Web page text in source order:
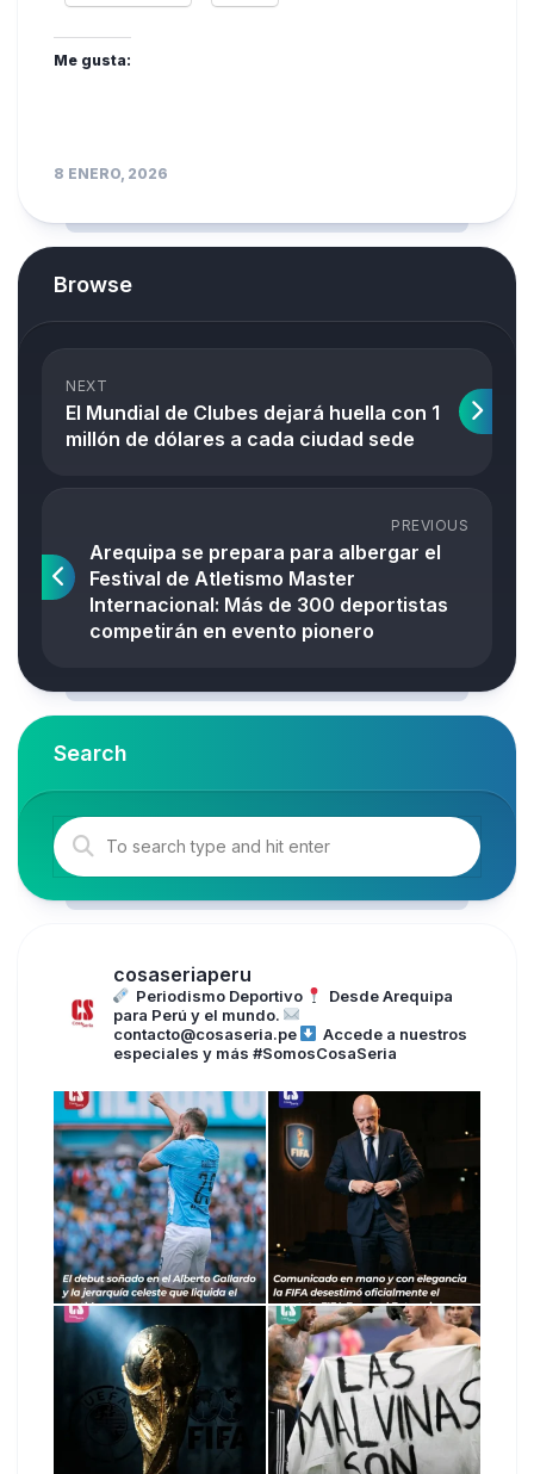
Me gusta:
8 ENERO, 2026
Browse
NEXT
El Mundial de Clubes dejará huella con 1
millón de dólares a cada ciudad sede
PREVIOUS
Arequipa se prepara para albergar el
Festival de Atletismo Master
Internacional: Más de 300 deportistas
competirán en evento pionero
Search
cosaseriaperu
Periodismo Deportivo
Desde Arequipa
para Perú y el mundo.
contacto@cosaseria.pe
Accede a nuestros
especiales y más #SomosCosaSeria